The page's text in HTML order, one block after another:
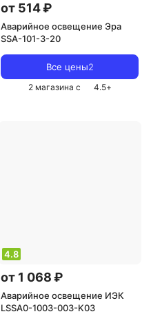
от 514 ₽
Аварийное освещение Эра
SSA-101-3-20
Все цены2
2 магазина с 4.5+
4.8
от 1 068 ₽
Аварийное освещение ИЭК
LSSA0-1003-003-K03